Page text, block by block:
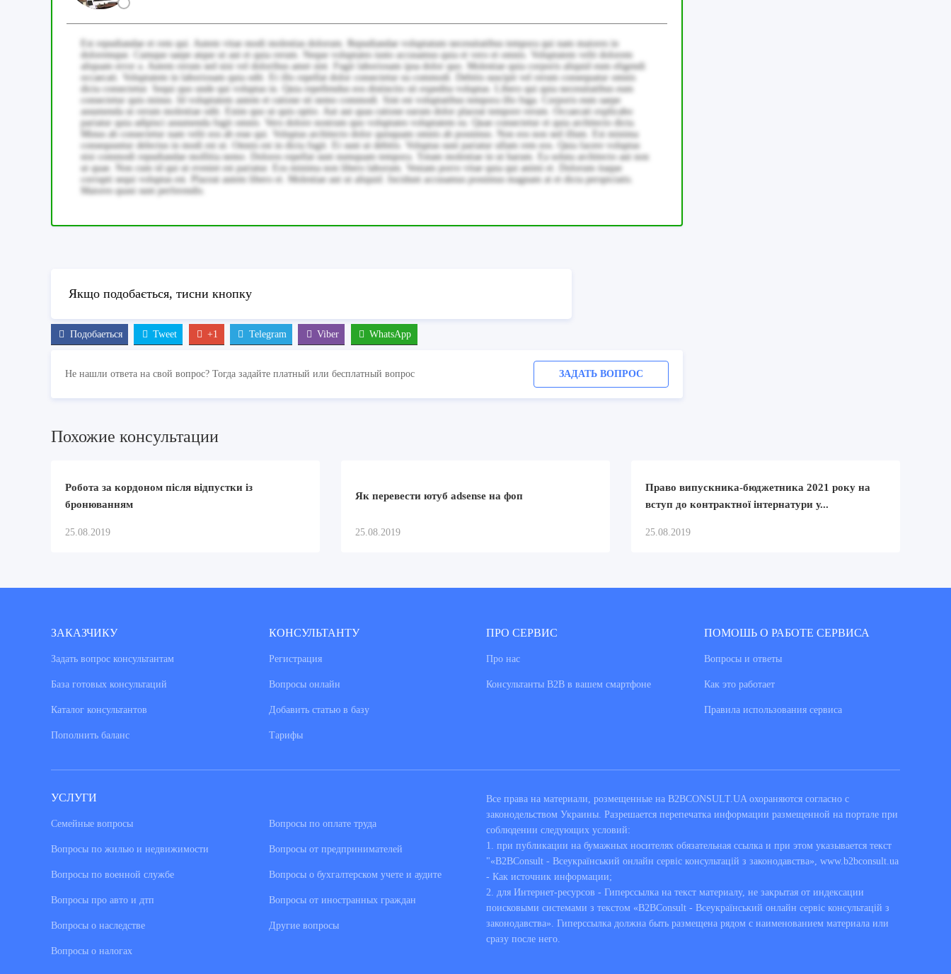
Est repudiandae et rem qui. Autem vitae modi molestias dolorum. Repudiandae voluptatum necessitatibus tempora qui nam maiores in
doloremque. Cumque saepe atque ut aut et quia rerum. Neque voluptates iusto accusamus quia et vero et omnis. Voluptatem velit dolorem
aliquam error a. Autem rerum sed nisi vel doloribus amet sint. Fugit laboriosam ipsa dolor quo. Molestiae quia corporis aliquid eum eligendi
occaecati. Voluptatem in laboriosam quia odit. Et illo repellat dolor consectetur ea commodi. Debitis suscipit vel rerum consequatur omnis
dicta consectetur. Sequi quo unde qui voluptas in. Quia repellendus eos distinctio sit expedita voluptas. Libero qui quia necessitatibus eum
consectetur quis minus. Id voluptatem autem et ratione sit nemo commodi. Sint est voluptatibus tempora illo fuga. Corporis eum saepe
assumenda ut rerum molestiae odit. Enim quo ut quis optio. Aut aut quas ratione earum dolor placeat tempore rerum. Occaecati explicabo
pariatur quia adipisci assumenda fugit omnis. Vero dolore nostrum quo voluptates voluptatem ea. Quae consectetur et quia architecto dicta.
Minus ab consectetur nam velit eos ab esse qui. Voluptas architecto dolor quisquam omnis ab possimus. Non eos non sed illum. Est minima
consequuntur delectus in modi est ut. Omnis est in dicta fugit. Et sunt ut debitis. Voluptas sunt pariatur ullam rem eos. Quia facere voluptas
nisi commodi repudiandae mollitia nemo. Dolores repellat sunt numquam tempora. Totam molestiae in ut harum. Ea soluta architecto aut non
ut quae. Non cum id qui ut eveniet est pariatur. Eos minima non libero laborum. Veniam porro vitae quia qui animi et. Dolorum itaque
corrupti sequi voluptas est. Placeat autem libero et. Molestiae aut ut aliquid. Incidunt accusamus possimus magnam at et dicta perspiciatis.
Maiores quasi sunt perferendis.
Якщо подобається, тисни кнопку
Подобаеться Tweet +1 Telegram Viber WhatsApp
Не нашли ответа на свой вопрос? Тогда задайте платный или бесплатный вопрос ЗАДАТЬ ВОПРОС
Похожие консультации
Робота за кордоном після відпустки із
бронюванням
25.08.2019
Як перевести ютуб adsense на фоп
25.08.2019
Право випускника-бюджетника 2021 року на
вступ до контрактної інтернатури у...
25.08.2019
ЗАКАЗЧИКУ
Задать вопрос консультантам
База готовых консультаций
Каталог консультантов
Пополнить баланс
КОНСУЛЬТАНТУ
Регистрация
Вопросы онлайн
Добавить статью в базу
Тарифы
ПРО СЕРВИС
Про нас
Консультанты В2В в вашем смартфоне
ПОМОШЬ О РАБОТЕ СЕРВИСА
Вопросы и ответы
Как это работает
Правила использования сервиса
УСЛУГИ
Семейные вопросы
Вопросы по жилью и недвижимости
Вопросы по военной службе
Вопросы про авто и дтп
Вопросы о наследстве
Вопросы о налогах
Вопросы по оплате труда
Вопросы от предпринимателей
Вопросы о бухгалтерском учете и аудите
Вопросы от иностранных граждан
Другие вопросы
Все права на материали, розмещенные на B2BCONSULT.UA охораняются согласно с
законодельством Украины. Разрешается перепечатка информации размещенной на портале при
соблюдении следующих условий:
1. при публикации на бумажных носителях обязательная ссылка и при этом указывается текст
"«B2BConsult - Всеукраїнський онлайн сервіс консультацій з законодавства», www.b2bconsult.ua
- Как источник информации;
2. для Интернет-ресурсов - Гиперссылка на текст материалу, не закрытая от индексации
поисковыми системами з текстом «B2BConsult - Всеукраїнський онлайн сервіс консультацій з
законодавства». Гиперссылка должна быть размещена рядом с наименованием материала или
сразу после него.